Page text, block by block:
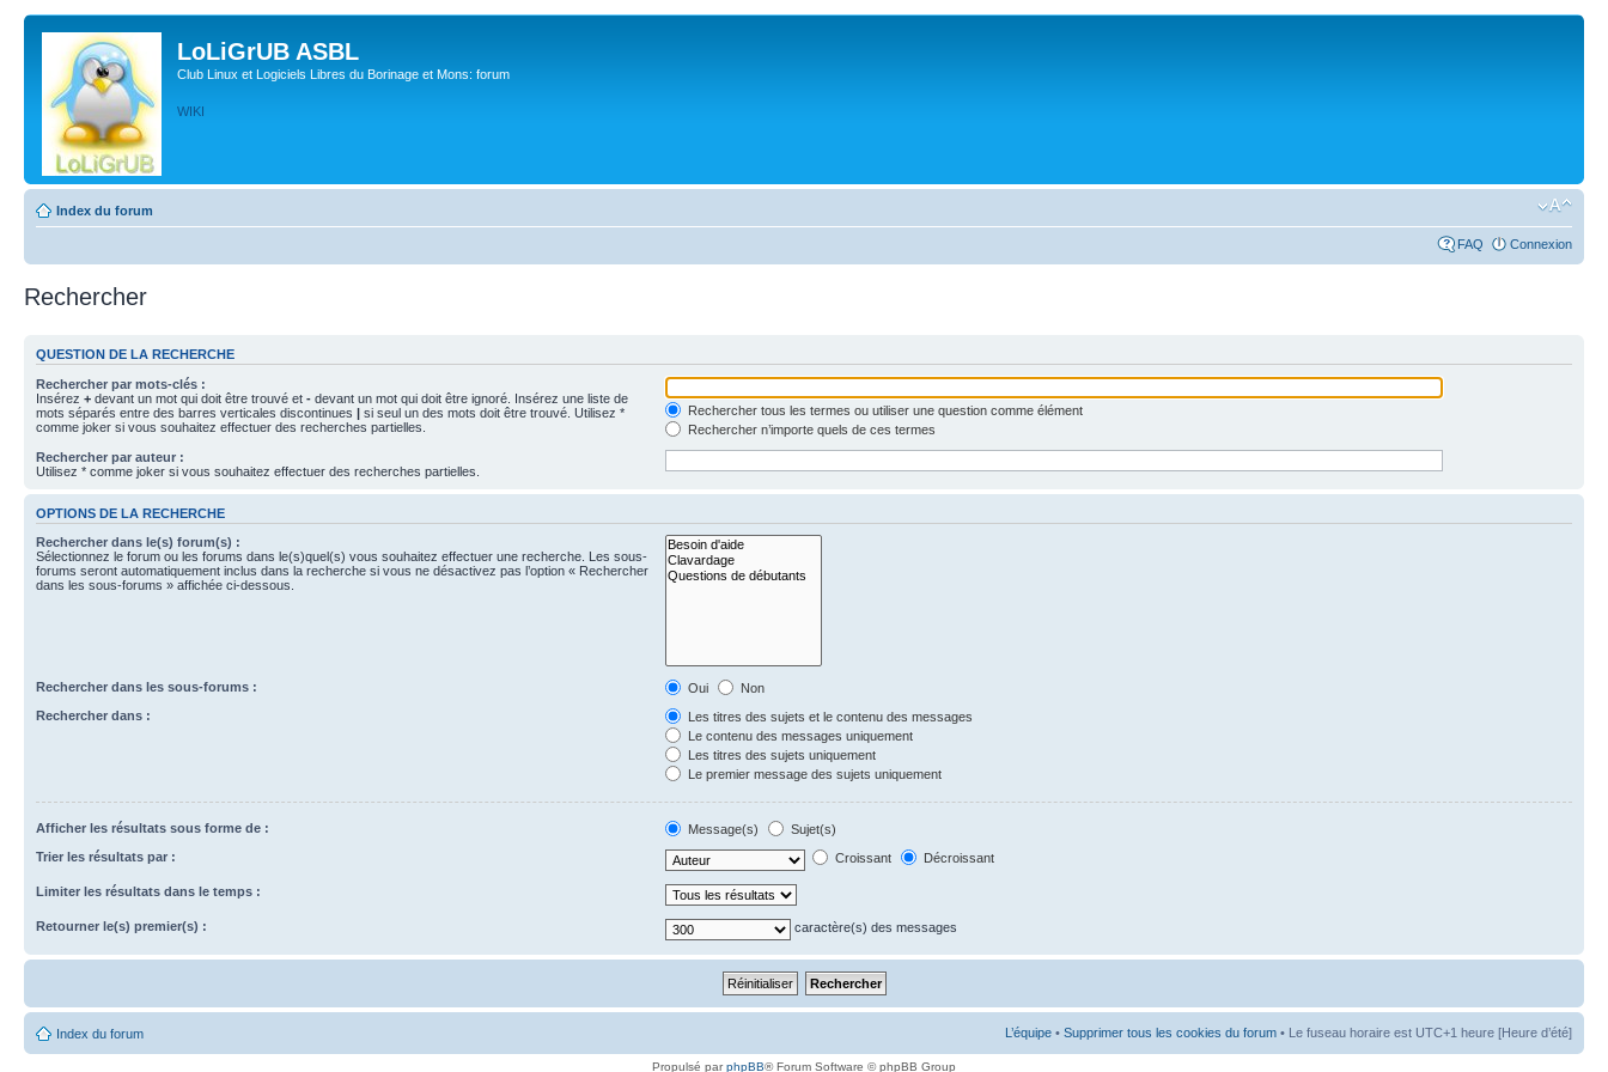
LoLiGrUB ASBL
Club Linux et Logiciels Libres du Borinage et Mons: forum
WIKI
Index du forum
FAQ Connexion
Rechercher
QUESTION DE LA RECHERCHE
Rechercher par mots-clés :
Insérez + devant un mot qui doit être trouvé et - devant un mot qui doit être ignoré. Insérez une liste de
mots séparés entre des barres verticales discontinues | si seul un des mots doit être trouvé. Utilisez *
comme joker si vous souhaitez effectuer des recherches partielles.
Rechercher tous les termes ou utiliser une question comme élément
Rechercher n’importe quels de ces termes
Rechercher par auteur :
Utilisez * comme joker si vous souhaitez effectuer des recherches partielles.
OPTIONS DE LA RECHERCHE
Rechercher dans le(s) forum(s) :
Sélectionnez le forum ou les forums dans le(s)quel(s) vous souhaitez effectuer une recherche. Les sous-
forums seront automatiquement inclus dans la recherche si vous ne désactivez pas l’option « Rechercher
dans les sous-forums » affichée ci-dessous.
Rechercher dans les sous-forums : Oui
Non
Rechercher dans :
Les titres des sujets et le contenu des messages
Le contenu des messages uniquement
Les titres des sujets uniquement
Le premier message des sujets uniquement
Afficher les résultats sous forme de : Message(s)
Sujet(s)
Trier les résultats par :
Croissant Décroissant
Limiter les résultats dans le temps :
Retourner le(s) premier(s) : caractère(s) des messages
Index du forum L’équipe • Supprimer tous les cookies du forum • Le fuseau horaire est UTC+1 heure [Heure d’été]
Propulsé parphpBB® Forum Software © phpBB Group